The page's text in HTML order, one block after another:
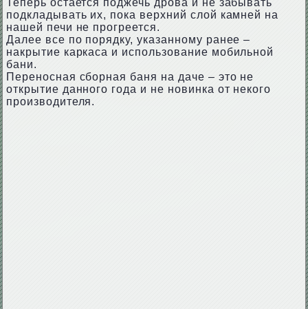
Теперь остается поджечь дрова и не забывать
подкладывать их, пока верхний слой камней на
нашей печи не прогреется.
Далее все по порядку, указанному ранее –
накрытие каркаса и использование мобильной
бани.
Переносная сборная баня на даче – это не
открытие данного года и не новинка от некого
производителя.